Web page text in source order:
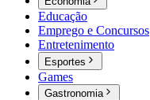
Educação
Emprego e Concursos
Entretenimento
Esportes
Games
Gastronomia